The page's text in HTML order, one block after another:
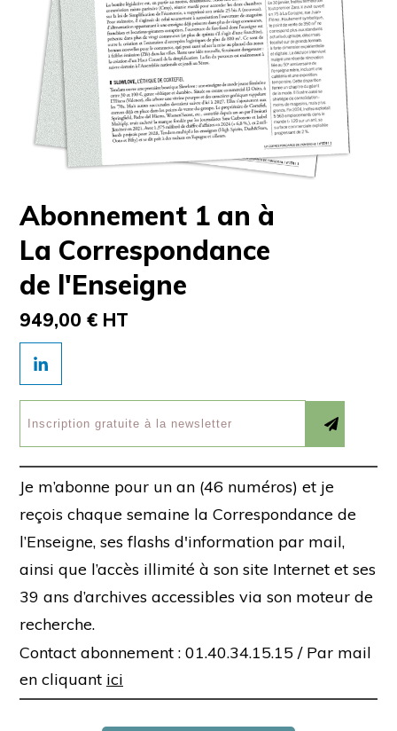
Abonnement 1 an à
La Correspondance
de l'Enseigne
949,00 € HT
Je m’abonne pour un an (46 numéros) et je
reçois chaque semaine la Correspondance de
l’Enseigne, ses flashs d'information par mail,
ainsi que l’accès illimité à son site Internet et ses
39 ans d’archives accessibles via son moteur de
recherche.
Contact abonnement : 01.40.34.15.15 / Par mail
en cliquant ici